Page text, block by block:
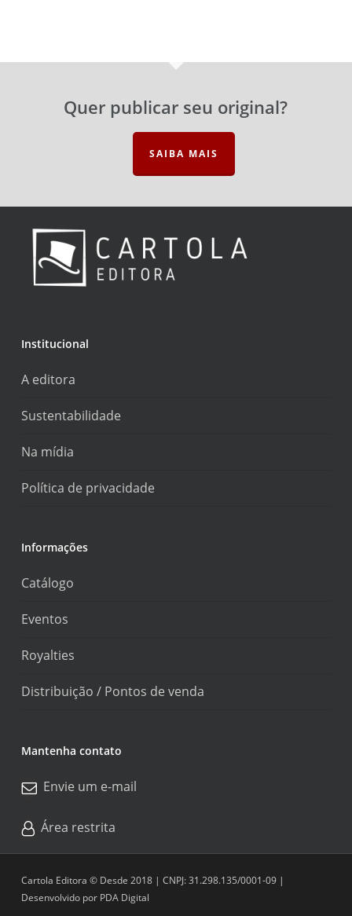
Quer publicar seu original?
SAIBA MAIS
Institucional
A editora
Sustentabilidade
Na mídia
Política de privacidade
Informações
Catálogo
Eventos
Royalties
Distribuição / Pontos de venda
Mantenha contato
Envie um e-mail
Área restrita
Cartola Editora © Desde 2018 | CNPJ: 31.298.135/0001-09 |
Desenvolvido por PDA Digital